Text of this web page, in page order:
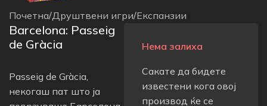
Почетна/Друштвени игри/Експанзии
Barcelona: Passeig
de Gràcia
Passeig de Gràcia,
некогаш пат што ја
Нема залиха
Сакате да бидете
известени кога овој
производ ќе се